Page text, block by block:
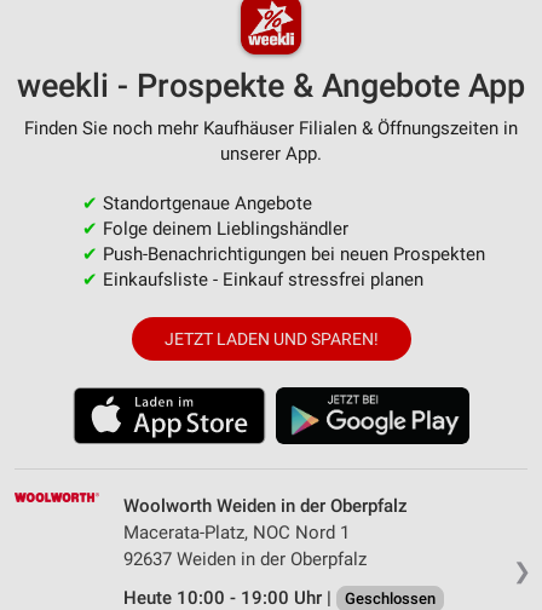
weekli - Prospekte & Angebote App
Finden Sie noch mehr Kaufhäuser Filialen & Öffnungszeiten in
unserer App.
✔ Standortgenaue Angebote
✔ Folge deinem Lieblingshändler
✔ Push-Benachrichtigungen bei neuen Prospekten
✔ Einkaufsliste - Einkauf stressfrei planen
JETZT LADEN UND SPAREN!
❯
Woolworth Weiden in der Oberpfalz
Macerata-Platz, NOC Nord 1
92637 Weiden in der Oberpfalz
Heute 10:00 - 19:00 Uhr |
Geschlossen